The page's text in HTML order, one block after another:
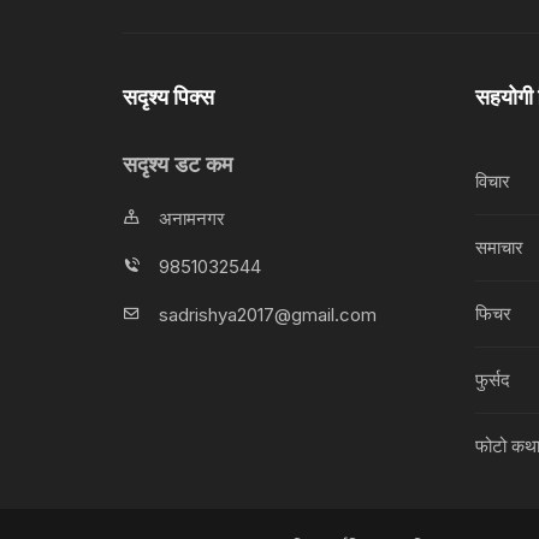
सदृश्य पिक्स
सदृश्य डट कम
अनामनगर
9851032544
sadrishya2017@gmail.com
विचार
समाचार
फिचर
फुर्सद
फोटो कथा